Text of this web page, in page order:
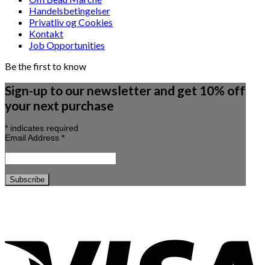
Handelsbetingelser
Privatliv og Cookies
Kontakt
Job Opportunities
Be the first to know
Sign-up to our newsletter and get 10% off
your next purchase
* indicates required
Email Address *